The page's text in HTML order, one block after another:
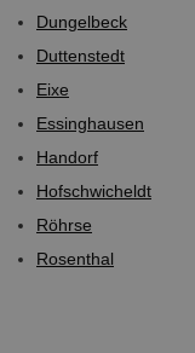
Dungelbeck
Duttenstedt
Eixe
Essinghausen
Handorf
Hofschwicheldt
Röhrse
Rosenthal